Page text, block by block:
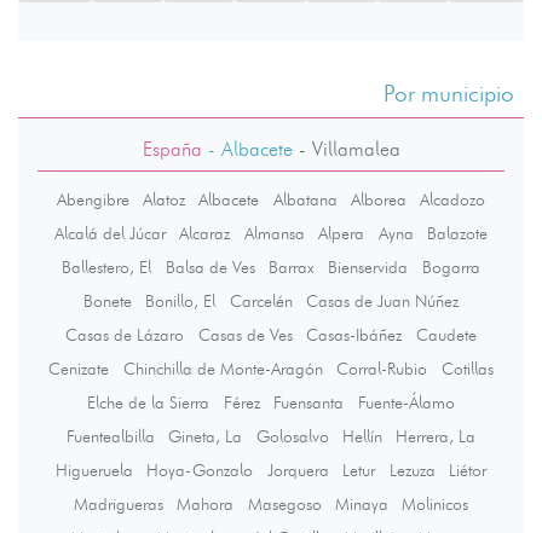
Por municipio
España - Albacete- Villamalea
Abengibre Alatoz Albacete Albatana Alborea
Alcadozo
Alcalá del Júcar
Alcaraz Almansa Alpera Ayna
Balazote
Ballestero, El
Balsa de Ves Barrax Bienservida
Bogarra
Bonete
Bonillo, El Carcelén
Casas de Juan Núñez
Casas de Lázaro
Casas de Ves Casas-Ibáñez
Caudete
Cenizate
Chinchilla de Monte-Aragón Corral-Rubio
Cotillas
Elche de la Sierra
Férez Fuensanta
Fuente-Álamo
Fuentealbilla
Gineta, La Golosalvo Hellín
Herrera, La
Higueruela
Hoya-Gonzalo Jorquera Letur Lezuza
Liétor
Madrigueras
Mahora Masegoso Minaya
Molinicos